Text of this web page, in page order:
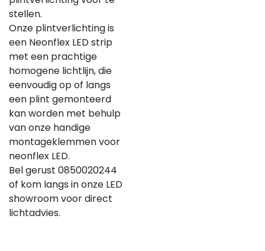
stellen.
Onze plintverlichting is
een Neonflex LED strip
met een prachtige
homogene lichtlijn, die
eenvoudig op of langs
een plint gemonteerd
kan worden met behulp
van onze handige
montageklemmen voor
neonflex LED.
Bel gerust 0850020244
of kom langs in onze LED
showroom voor direct
lichtadvies.